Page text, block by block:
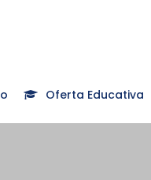
Oferta Educativa